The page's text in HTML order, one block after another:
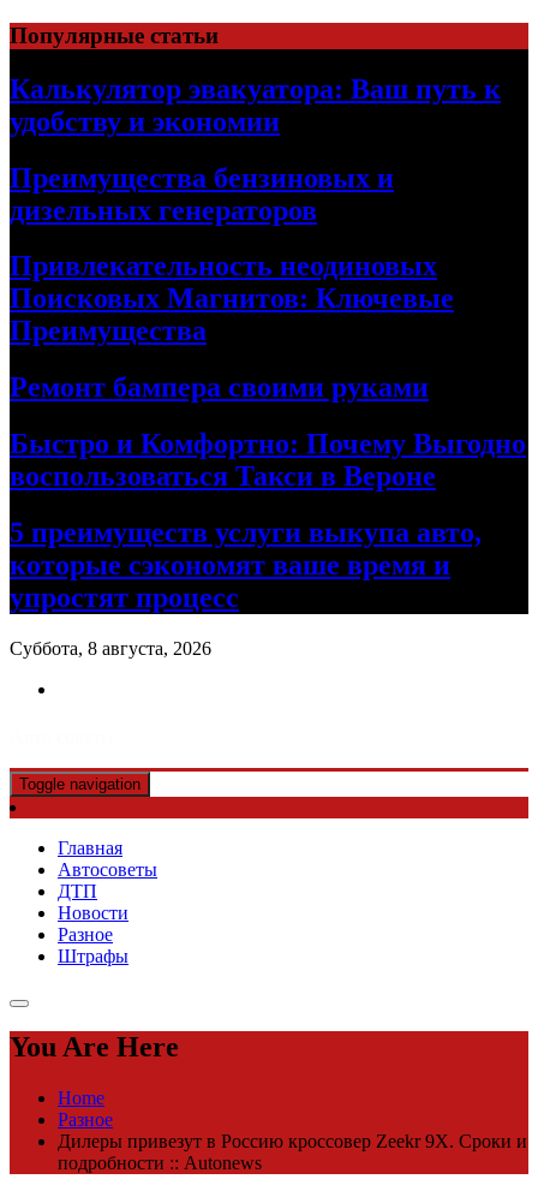
Skip
to
content
Популярные статьи
Калькулятор эвакуатора: Ваш путь к
удобству и экономии
Преимущества бензиновых и
дизельных генераторов
Привлекательность неодиновых
Поисковых Магнитов: Ключевые
Преимущества
Ремонт бампера своими руками
Быстро и Комфортно: Почему Выгодно
воспользоваться Такси в Вероне
5 преимуществ услуги выкупа авто,
которые сэкономят ваше время и
упростят процесс
Суббота, 8 августа, 2026
Toggle navigation
Главная
Автосоветы
ДТП
Новости
Разное
Штрафы
You Are Here
Home
Разное
Дилеры привезут в Россию кроссовер Zeekr 9X. Сроки и
подробности :: Autonews